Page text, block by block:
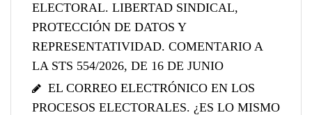
ELECTORAL. LIBERTAD SINDICAL,
PROTECCIÓN DE DATOS Y
REPRESENTATIVIDAD. COMENTARIO A
LA STS 554/2026, DE 16 DE JUNIO
EL CORREO ELECTRÓNICO EN LOS
PROCESOS ELECTORALES. ¿ES LO MISMO